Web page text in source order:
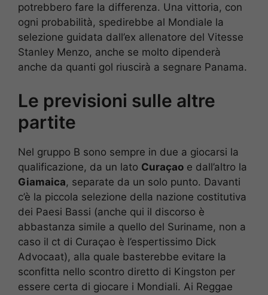
potrebbero fare la differenza. Una vittoria, con
ogni probabilità, spedirebbe al Mondiale la
selezione guidata dall’ex allenatore del Vitesse
Stanley Menzo, anche se molto dipenderà
anche da quanti gol riuscirà a segnare Panama.
Le previsioni sulle altre
partite
Nel gruppo B sono sempre in due a giocarsi la
qualificazione, da un lato Curaçao e dall’altro la
Giamaica, separate da un solo punto. Davanti
c’è la piccola selezione della nazione costitutiva
dei Paesi Bassi (anche qui il discorso è
abbastanza simile a quello del Suriname, non a
caso il ct di Curaçao è l’espertissimo Dick
Advocaat), alla quale basterebbe evitare la
sconfitta nello scontro diretto di Kingston per
essere certa di giocare i Mondiali. Ai Reggae